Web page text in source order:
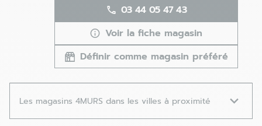
03 44 05 47 43
Voir la fiche magasin
Définir comme magasin préféré
Les magasins 4MURS dans les villes à proximité